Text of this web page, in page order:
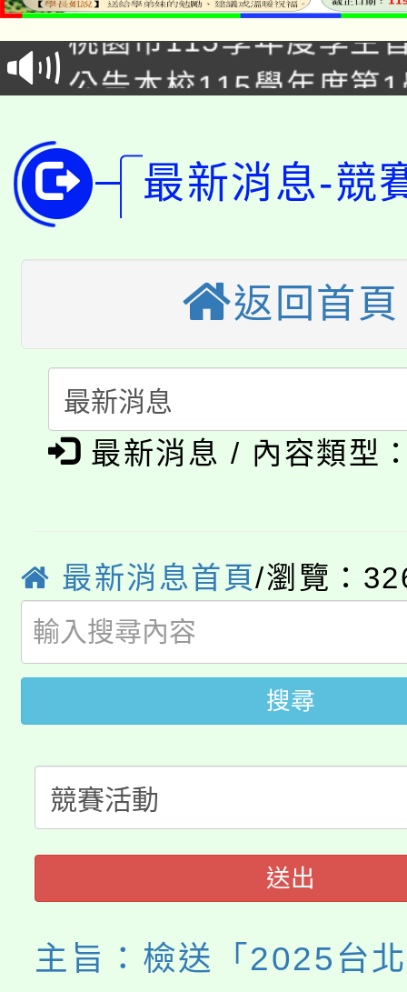
車」活動
桃園市115學年度學生
生本土語及新住民語歌
公告本校115學年度第
代理(課)教師甄選結果(
轉知中國文化大學推廣
《TA101》溝通分析基
程，歡迎學生輔導中心
心理、諮商輔導、社會
系所師生報名參加。
轉知苗栗縣政府辦理
縣市「校園短影音徵選
門員」簡章及活動海報
踴躍報名參加。
桃園市115學年度學生
「桃園市補助參觀特色
展演活動實施計畫」
115年度「教育部表揚
義教育推展貢獻獎」
「2026 ART TAIPEI臺
博覽會」之「藝術教育
「2026金融保險知識
代理(課)教師甄選結果(
公告本校115學年度第
代理(課)教師甄選結果(
轉知中國文化大學推廣
《TA101》溝通分析基
程，歡迎學生輔導中心
心理、諮商輔導、社會
系所師生報名參加。
轉知苗栗縣政府辦理
縣市「校園短影音徵
門員」簡章及活動海報
踴躍報名參加。
桃園市115學年度學生
要點
展演活動實施計畫」
115年度「教育部表揚
義教育推展貢獻獎」
「2026 ART TAIPEI臺
博覽會」之「藝術教育
最新消息-競
返回首頁
最新消息 / 內容類型
最新消息首頁/瀏覽：
搜尋
送出
主旨：檢送「2025台